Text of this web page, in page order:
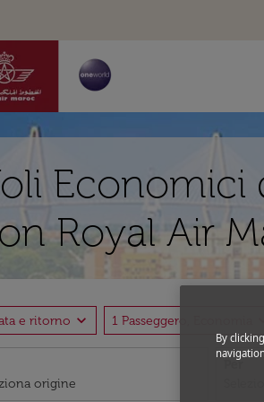
Economici
Royal Air
e ritorno expand_more 1 Passeggero, Economia
Per
By